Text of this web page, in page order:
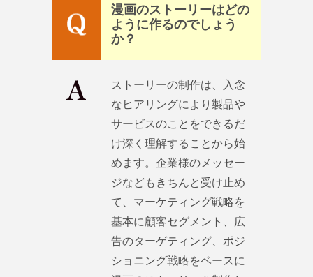
漫画のストーリーはどの
ように作るのでしょう
か？
ストーリーの制作は、入念
なヒアリングにより製品や
サービスのことをできるだ
け深く理解することから始
めます。企業様のメッセー
ジなどもきちんと受け止め
て、マーケティング戦略を
基本に顧客セグメント、広
告のターゲティング、ポジ
ショニング戦略をベースに